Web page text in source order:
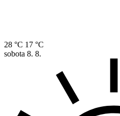
28 °C 17 °C
sobota 8. 8.